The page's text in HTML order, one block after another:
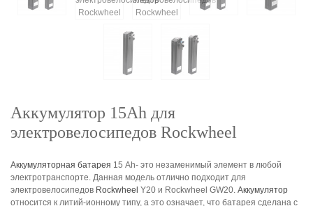
Аккумулятор 15Ah для
электровелосипедов Rockwheel
Аккумуляторная батарея 15 Ah- это незаменимый элемент в любой
электротранспорте. Данная модель отлично подходит для
электровелосипедов Rockwheel Y20 и Rockwheel GW20. Аккумулятор
относится к литий-ионному типу, а это означает, что батарея сделана с